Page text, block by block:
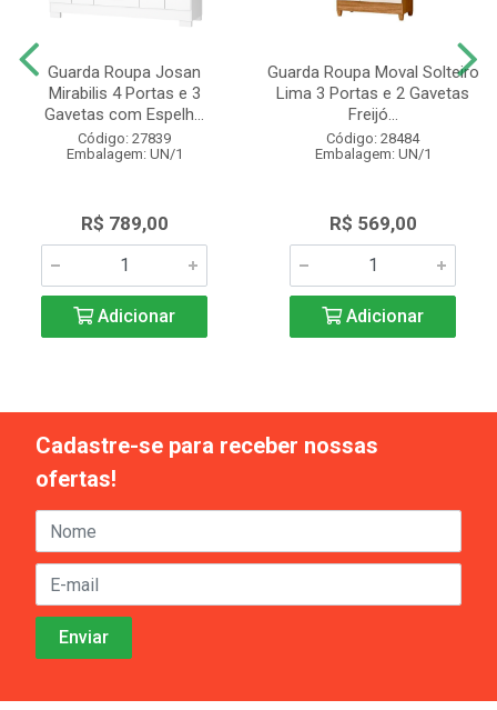
Guarda Roupa Josan
Mirabilis 4 Portas e 3
Gavetas com Espelh...
Código: 27839
Embalagem: UN/1
R$ 789,00
Adicionar
Guarda Roupa Moval Solteiro
Lima 3 Portas e 2 Gavetas
Freijó...
Código: 28484
Embalagem: UN/1
R$ 569,00
Adicionar
Cadastre-se para receber nossas
ofertas!